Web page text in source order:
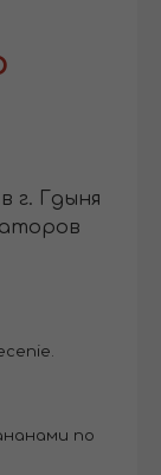
г. Гдыня
по